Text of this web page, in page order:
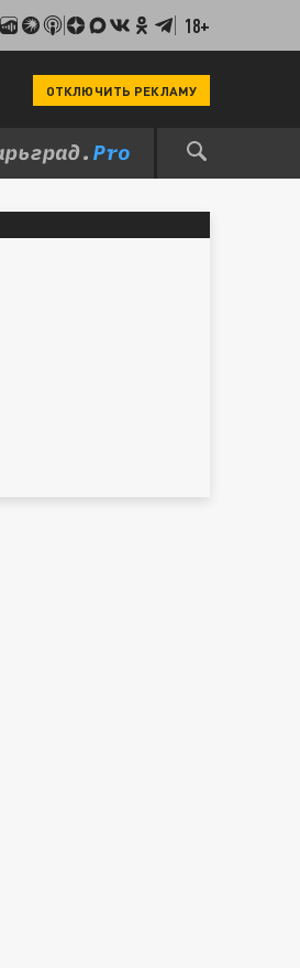
18+
ОТКЛЮЧИТЬ РЕКЛАМУ